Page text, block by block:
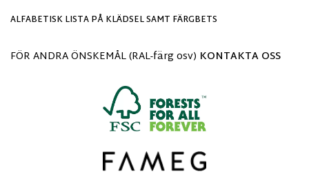
ALFABETISK LISTA PÅ KLÄDSEL SAMT FÄRGBETS
FÖR ANDRA ÖNSKEMÅL (RAL-färg osv) KONTAKTA OSS